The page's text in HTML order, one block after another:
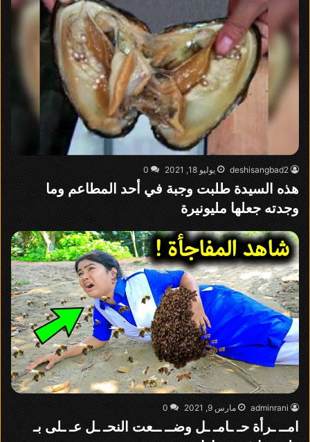
deshisangbad2 يوليو 18, 2021 0
هذه السيدة طلبت وجبة في أحد المطاعم وما
وجدته جعلها مليونيرة
adminrani مارس 9, 2021 0
امــ ـرأة حـ ـامـ ـل وضــ ــعت النحـ ـل عـ ـلى بـ